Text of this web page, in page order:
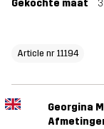
Gekochte maat
Article nr 11194
Georgina